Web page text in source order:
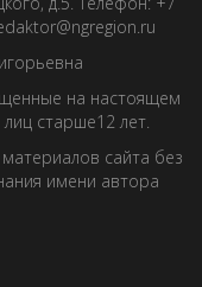
на настоящем
старше12 лет.
сайта без
имени автора